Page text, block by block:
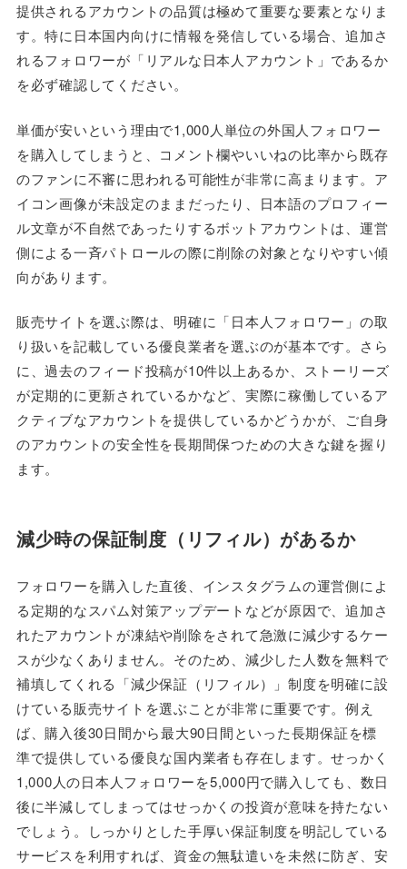
提供されるアカウントの品質は極めて重要な要素となりま
す。特に日本国内向けに情報を発信している場合、追加さ
れるフォロワーが「リアルな日本人アカウント」であるか
を必ず確認してください。
単価が安いという理由で1,000人単位の外国人フォロワー
を購入してしまうと、コメント欄やいいねの比率から既存
のファンに不審に思われる可能性が非常に高まります。ア
イコン画像が未設定のままだったり、日本語のプロフィー
ル文章が不自然であったりするボットアカウントは、運営
側による一斉パトロールの際に削除の対象となりやすい傾
向があります。
販売サイトを選ぶ際は、明確に「日本人フォロワー」の取
り扱いを記載している優良業者を選ぶのが基本です。さら
に、過去のフィード投稿が10件以上あるか、ストーリーズ
が定期的に更新されているかなど、実際に稼働しているア
クティブなアカウントを提供しているかどうかが、ご自身
のアカウントの安全性を長期間保つための大きな鍵を握り
ます。
減少時の保証制度（リフィル）があるか
フォロワーを購入した直後、インスタグラムの運営側によ
る定期的なスパム対策アップデートなどが原因で、追加さ
れたアカウントが凍結や削除をされて急激に減少するケー
スが少なくありません。そのため、減少した人数を無料で
補填してくれる「減少保証（リフィル）」制度を明確に設
けている販売サイトを選ぶことが非常に重要です。例え
ば、購入後30日間から最大90日間といった長期保証を標
準で提供している優良な国内業者も存在します。せっかく
1,000人の日本人フォロワーを5,000円で購入しても、数日
後に半減してしまってはせっかくの投資が意味を持たない
でしょう。しっかりとした手厚い保証制度を明記している
サービスを利用すれば、資金の無駄遣いを未然に防ぎ、安